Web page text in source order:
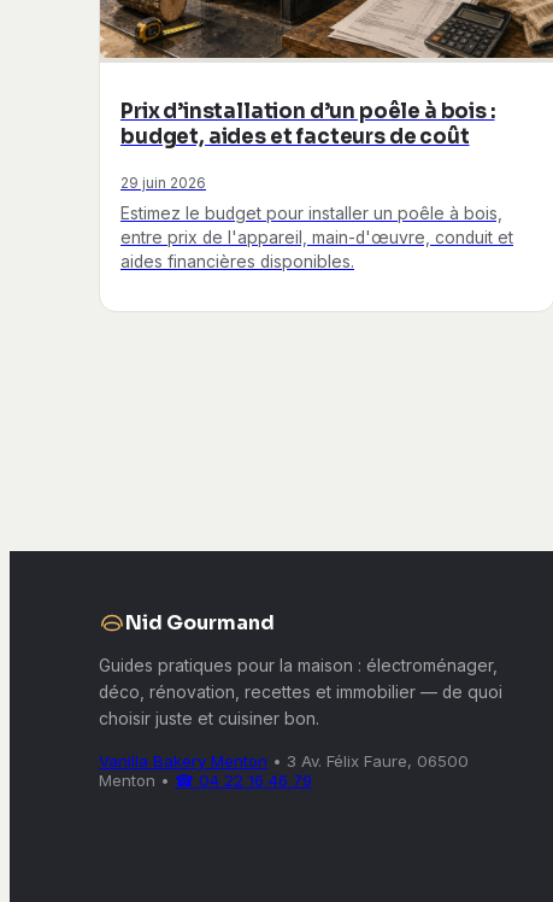
Prix d’installation d’un poêle à bois :
budget, aides et facteurs de coût
29 juin 2026
Estimez le budget pour installer un poêle à bois,
entre prix de l'appareil, main-d'œuvre, conduit et
aides financières disponibles.
Nid Gourmand
Guides pratiques pour la maison : électroménager,
déco, rénovation, recettes et immobilier — de quoi
choisir juste et cuisiner bon.
Vanilla Bakery Menton • 3 Av. Félix Faure, 06500
Menton • ☎ 04 22 16 46 79